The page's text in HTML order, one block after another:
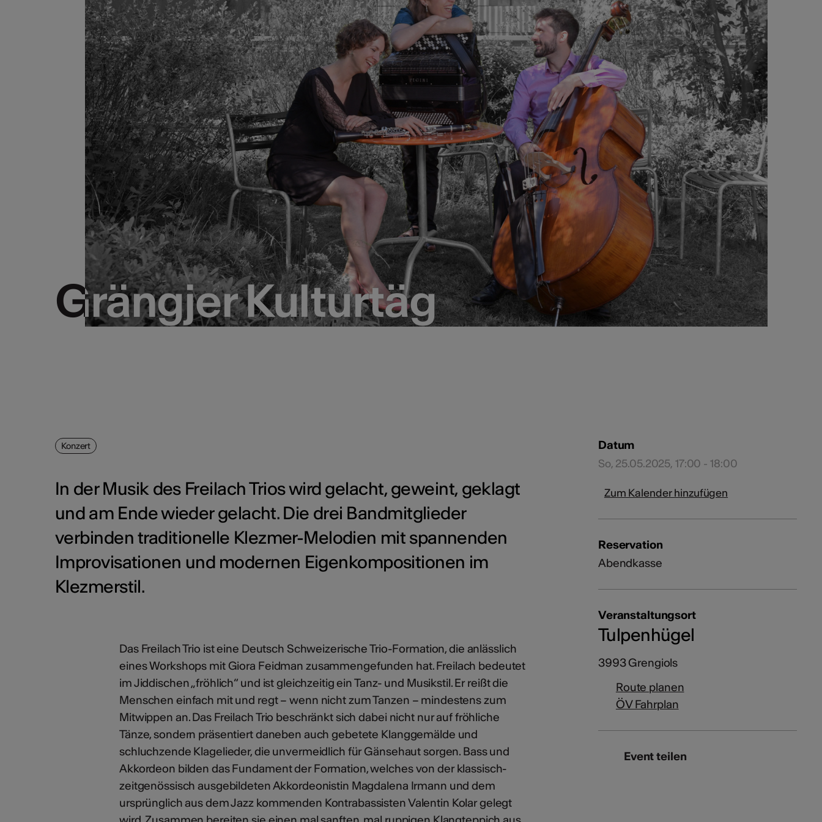
Grängjer Kulturtäg
Grängjer Kulturtäg
Konzert
In der Musik des Freilach Trios wird gelacht, geweint, geklagt
und am Ende wieder gelacht. Die drei Bandmitglieder
verbinden traditionelle Klezmer-Melodien mit spannenden
Improvisationen und modernen Eigenkompositionen im
Klezmerstil.
Das Freilach Trio ist eine Deutsch Schweizerische Trio-Formation, die anlässlich
eines Workshops mit Giora Feidman zusammengefunden hat. Freilach bedeutet
im Jiddischen „fröhlich“ und ist gleichzeitig ein Tanz- und Musikstil. Er reißt die
Menschen einfach mit und regt – wenn nicht zum Tanzen – mindestens zum
Mitwippen an. Das Freilach Trio beschränkt sich dabei nicht nur auf fröhliche
Tänze, sondern präsentiert daneben auch gebetete Klanggemälde und
schluchzende Klagelieder, die unvermeidlich für Gänsehaut sorgen. Bass und
Akkordeon bilden das Fundament der Formation, welches von der klassisch-
zeitgenössisch ausgebildeten Akkordeonistin Magdalena Irmann und dem
ursprünglich aus dem Jazz kommenden Kontrabassisten Valentin Kolar gelegt
Datum
So, 25.05.2025, 17:00 - 18:00
Zum Kalender hinzufügen
Reservation
Abendkasse
Veranstaltungsort
Tulpenhügel
3993 Grengiols
Route planen
ÖV Fahrplan
Event teilen